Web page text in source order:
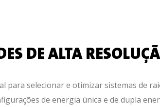
DE ALTA
para selecionar e otimizar sistemas de
de energia única e de dupla